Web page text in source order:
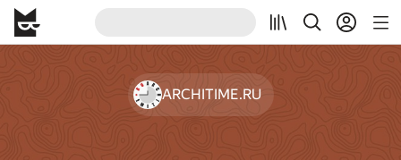
ARCHITIME.RU